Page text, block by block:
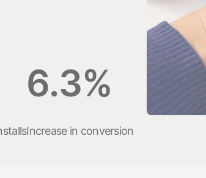
6.3%
Increase in conversion